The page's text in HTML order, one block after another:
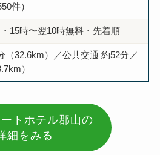
件）
・15時〜翌10時無料・先着順
（32.6km）／公共交通 約52分／
）
トホテル郡山の
細をみる